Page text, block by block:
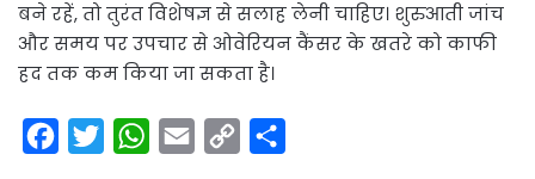
बने रहें, तो तुरंत विशेषज्ञ से सलाह लेनी चाहिए। शुरुआती जांच
और समय पर उपचार से ओवेरियन कैंसर के खतरे को काफी
हद तक कम किया जा सकता है।
W